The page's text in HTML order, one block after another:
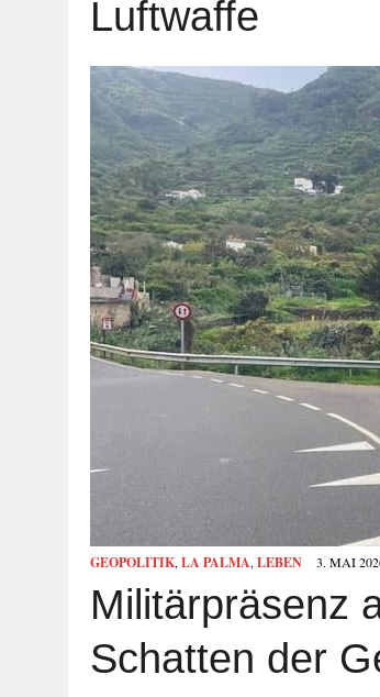
Luftwaffe
GEOPOLITIK, LA PALMA, LEBEN 3. MAI
Militärpräsenz
Schatten der